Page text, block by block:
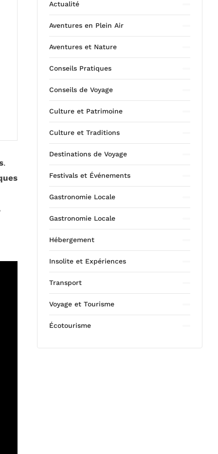
.
Actualité
Aventures en Plein Air
Aventures et Nature
Conseils Pratiques
Conseils de Voyage
Culture et Patrimoine
Culture et Traditions
Destinations de Voyage
Festivals et Événements
Gastronomie Locale
Gastronomie Locale
Hébergement
Insolite et Expériences
Transport
Voyage et Tourisme
Écotourisme